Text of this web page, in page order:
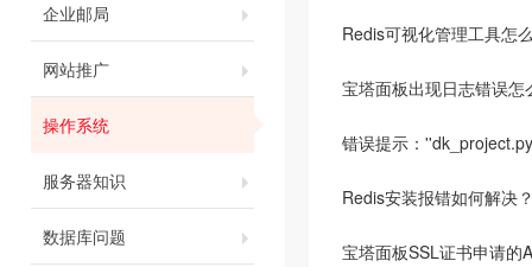
企业邮局
网站推广
操作系统
服务器知识
数据库问题
Redis可视化管理工具怎
宝塔面板出现日志错误
错误提示：
Redis安装报错如何解决
宝塔面板SSL证书申请的